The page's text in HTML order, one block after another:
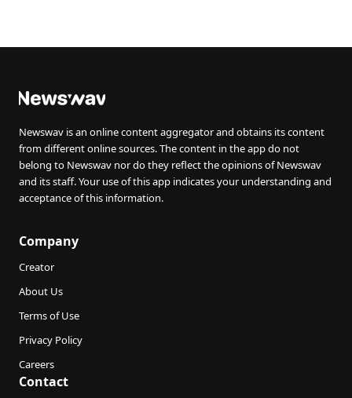
Newswav is an online content aggregator and obtains its content
from different online sources. The content in the app do not
belong to Newswav nor do they reflect the opinions of Newswav
and its staff. Your use of this app indicates your understanding and
acceptance of this information.
Company
Creator
About Us
Terms of Use
Privacy Policy
Careers
Contact